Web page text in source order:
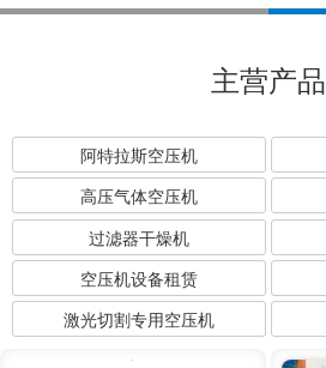
主营产品
阿特拉斯空压机
高压气体空压机
过滤器干燥机
空压机设备租赁
激光切割专用空压机